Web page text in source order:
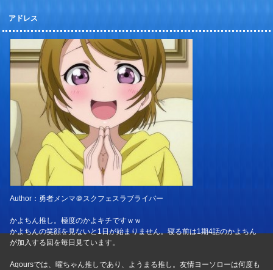
アドレス
Author：勇者メンマ＠スクフェスラブライバー
かよちん推し。極度のかよキチですｗｗ
かよちんの笑顔を見ないと1日が始まりません。寝る前は1期4話のかよちん
が加入する回を毎日見ています。
Aqoursでは、曜ちゃん推しであり、ようまる推し。友情ヨーソローは何度も